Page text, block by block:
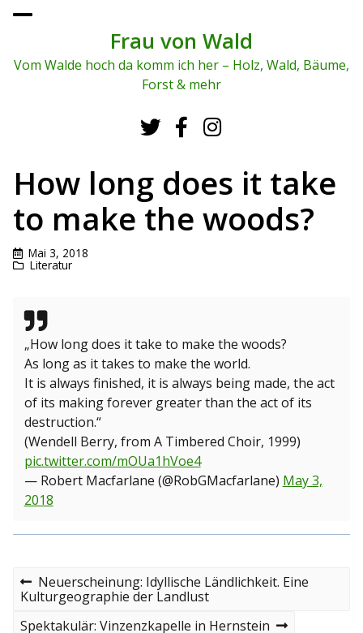
To
me
Frau von Wald
Vom Walde hoch da komm ich her – Holz, Wald, Bäume,
Forst & mehr
How long does it take
to make the woods?
Mai 3, 2018
Literatur
„How long does it take to make the woods?
As long as it takes to make the world.
It is always finished, it is always being made, the act
of its making forever greater than the act of its
destruction.“
(Wendell Berry, from A Timbered Choir, 1999)
pic.twitter.com/mOUa1hVoe4
— Robert Macfarlane (@RobGMacfarlane) May 3,
2018
B
e
P
r
v
Neuerscheinung: Idyllische Ländlichkeit. Eine
Kulturgeographie der Landlust
N
Spektakulär: Vinzenzkapelle in Hernstein